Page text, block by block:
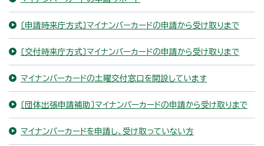
〔申請時来庁方式〕マイナンバーカードの申請から受け取りまで
〔交付時来庁方式〕マイナンバーカードの申請から受け取りまで
マイナンバーカードの土曜交付窓口を開設しています
〔団体出張申請補助〕マイナンバーカードの申請から受け取りまで
マイナンバーカードを申請し、受け取っていない方